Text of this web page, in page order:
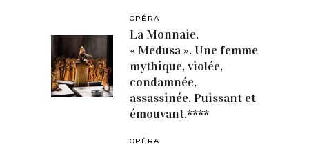
OPÉRA
La Monnaie.
« Medusa ». Une femme
mythique, violée,
condamnée,
assassinée. Puissant et
émouvant.****
OPÉRA